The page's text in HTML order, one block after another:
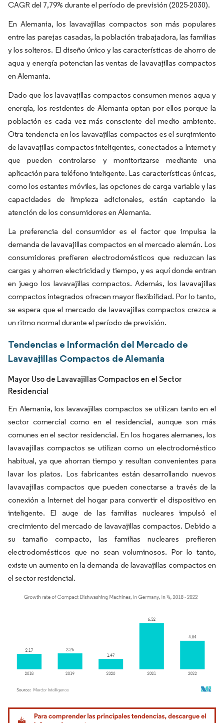
CAGR del 7,79% durante el período de previsión (2025-2030).
En Alemania, los lavavajillas compactos son más populares
entre las parejas casadas, la población trabajadora, las familias
y los solteros. El diseño único y las características de ahorro de
agua y energía potencian las ventas de lavavajillas compactos
en Alemania.
Dado que los lavavajillas compactos consumen menos agua y
energía, los residentes de Alemania optan por ellos porque la
población es cada vez más consciente del medio ambiente.
Otra tendencia en los lavavajillas compactos es el surgimiento
de lavavajillas compactos inteligentes, conectados a Internet y
que pueden controlarse y monitorizarse mediante una
aplicación para teléfono inteligente. Las características únicas,
como los estantes móviles, las opciones de carga variable y las
capacidades de limpieza adicionales, están captando la
atención de los consumidores en Alemania.
La preferencia del consumidor es el factor que impulsa la
demanda de lavavajillas compactos en el mercado alemán. Los
consumidores prefieren electrodomésticos que reduzcan las
cargas y ahorren electricidad y tiempo, y es aquí donde entran
en juego los lavavajillas compactos. Además, los lavavajillas
compactos integrados ofrecen mayor flexibilidad. Por lo tanto,
se espera que el mercado de lavavajillas compactos crezca a
un ritmo normal durante el período de previsión.
Tendencias e Información del Mercado de
Lavavajillas Compactos de Alemania
Mayor Uso de Lavavajillas Compactos en el Sector
Residencial
En Alemania, los lavavajillas compactos se utilizan tanto en el
sector comercial como en el residencial, aunque son más
comunes en el sector residencial. En los hogares alemanes, los
lavavajillas compactos se utilizan como un electrodoméstico
habitual, ya que ahorran tiempo y resultan convenientes para
lavar los platos. Los fabricantes están desarrollando nuevos
lavavajillas compactos que pueden conectarse a través de la
conexión a Internet del hogar para convertir el dispositivo en
inteligente. El auge de las familias nucleares impulsó el
crecimiento del mercado de lavavajillas compactos. Debido a
su tamaño compacto, las familias nucleares prefieren
electrodomésticos que no sean voluminosos. Por lo tanto,
existe un aumento en la demanda de lavavajillas compactos en
el sector residencial.
Imagen © Mordor Intelligence. El uso requiere atribución según CC BY 4.0.